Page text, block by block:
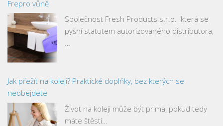
Frepro vůně
Společnost Fresh Products s.r.o. která se
pyšní statutem autorizovaného distributora,
…
Jak přežít na koleji? Praktické doplňky, bez kterých se
neobejdete
Život na koleji může být prima, pokud tedy
máte štěstí…